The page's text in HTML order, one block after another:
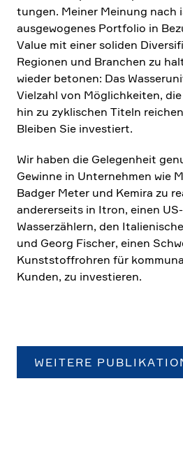
tungen. Meiner Meinung nach
ausge­wo­genes Portfolio in
Value mit einer soliden
Regionen und Branchen zu
wieder betonen: Das
Vielzahl von Möglich­keiten,
hin zu zykli­schen Titeln
Bleiben Sie investiert.
Wir haben die Gelegen­heit
Gewinne in Unter­nehmen wie
Badger Meter und Kemira zu
anderer­seits in Itron, einen
Wasser­zäh­lern, den
und Georg Fischer, einen
Kunst­stoff­rohren für
Kunden, zu investieren.
WEITERE